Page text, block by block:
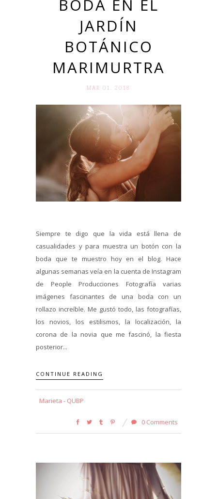
BODA EN EL
JARDÍN
BOTÁNICO
MARIMURTRA
MAR 01. 2018
Siempre te digo que la vida está llena de
casualidades y para muestra un botón con la
boda que te muestro hoy en el blog. Hace
algunas semanas veía en la cuenta de Instagram
de People Producciones Fotografía varias
imágenes fascinantes de una boda con un
rollazo increíble. Me gustó todo, las fotografías,
los novios, los estilismos, la localización, la
corona de la novia que me fascinó, la fiesta
posterior...
CONTINUE READING
Marieta - QUBP
0 Comments